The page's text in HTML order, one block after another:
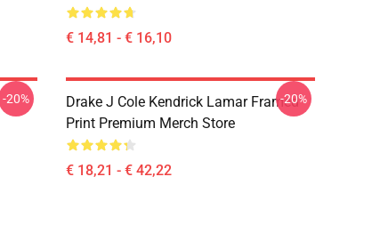
€ 14,81 - € 16,10
-20%
Drake J Cole Kendrick Lamar Framed
Print Premium Merch Store
€ 18,21 - € 42,22
-20%